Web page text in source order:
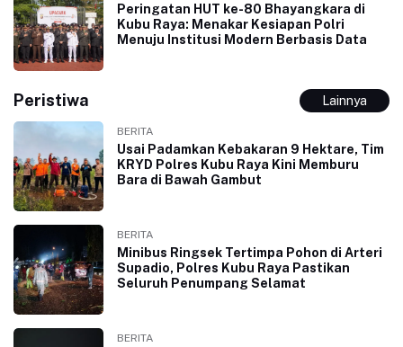
Peringatan HUT ke-80 Bhayangkara di
Kubu Raya: Menakar Kesiapan Polri
Menuju Institusi Modern Berbasis Data
Peristiwa Lainnya
BERITA
Usai Padamkan Kebakaran 9 Hektare, Tim
KRYD Polres Kubu Raya Kini Memburu
Bara di Bawah Gambut
BERITA
Minibus Ringsek Tertimpa Pohon di Arteri
Supadio, Polres Kubu Raya Pastikan
Seluruh Penumpang Selamat
BERITA